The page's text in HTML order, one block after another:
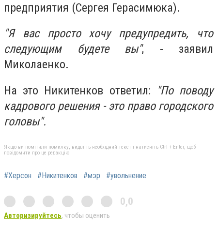
предприятия (Сергея Герасимюка).
"Я вас просто хочу предупредить, что
следующим будете вы", - заявил
Миколаенко.
На это Никитенков ответил:
"По поводу
кадрового решения - это право городского
головы".
Якщо ви помітили помилку, виділіть необхідний текст і натисніть Ctrl + Enter, щоб
повідомити про це редакцію
#Херсон #Никитенков #мэр #увольнение
0,0
Авторизируйтесь, чтобы оценить